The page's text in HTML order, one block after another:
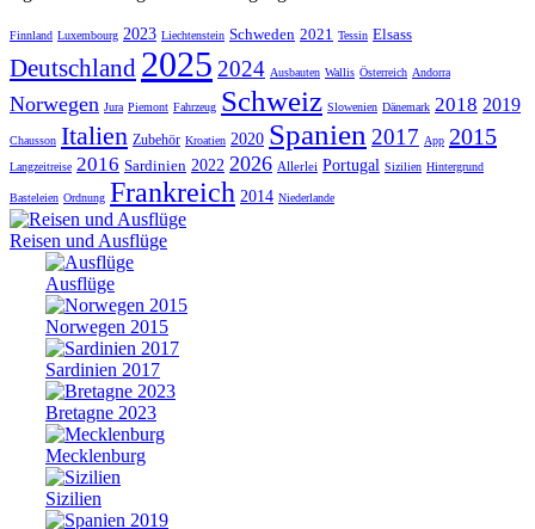
Finnland Luxembourg 2023 Liechtenstein Schweden 2021 Tessin Elsass
Deutschland 2025 2024 Ausbauten Wallis Österreich Andorra
Norwegen Jura Piemont Fahrzeug Schweiz Slowenien Dänemark 2018 2019
Chausson Italien Zubehör Kroatien 2020 Spanien 2017 App 2015
Langzeitreise 2016 Sardinien 2022 2026 Allerlei Portugal Sizilien Hintergrund
Basteleien Ordnung Frankreich 2014 Niederlande
Reisen und Ausflüge
Ausflüge
Norwegen 2015
Sardinien 2017
Bretagne 2023
Mecklenburg
Sizilien